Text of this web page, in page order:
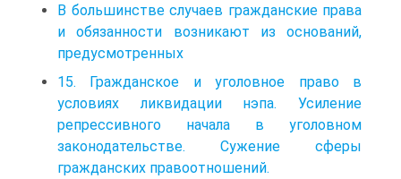
В большинстве случаев гражданские права
и обязанности возникают из оснований,
предусмотренных
15. Гражданское и уголовное право в
условиях ликвидации нэпа. Усиление
репрессивного начала в уголовном
законодательстве. Сужение сферы
гражданских правоотношений.